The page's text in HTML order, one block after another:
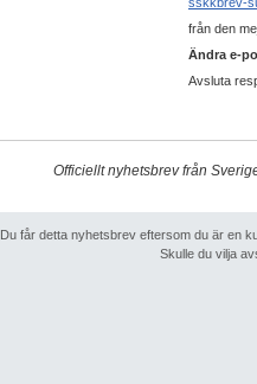
från den
Ändra e-
Avsluta
Officiellt nyhetsbrev från
Du får detta nyhetsbrev eftersom du är en
Skulle du vilja